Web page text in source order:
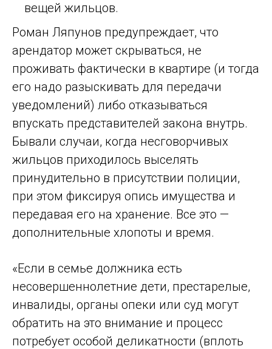
вещей жильцов.
Роман Ляпунов предупреждает, что
арендатор может скрываться, не
проживать фактически в квартире (и тогда
его надо разыскивать для передачи
уведомлений) либо отказываться
впускать представителей закона внутрь.
Бывали случаи, когда несговорчивых
жильцов приходилось выселять
принудительно в присутствии полиции,
при этом фиксируя опись имущества и
передавая его на хранение. Все это —
дополнительные хлопоты и время.
«Если в семье должника есть
несовершеннолетние дети, престарелые,
инвалиды, органы опеки или суд могут
обратить на это внимание и процесс
потребует особой деликатности (вплоть